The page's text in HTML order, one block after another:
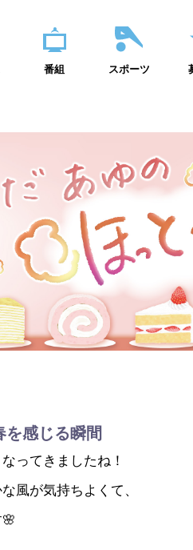
番組 スポーツ
を感じる瞬間
ってきましたね！
風が気持ちよくて、